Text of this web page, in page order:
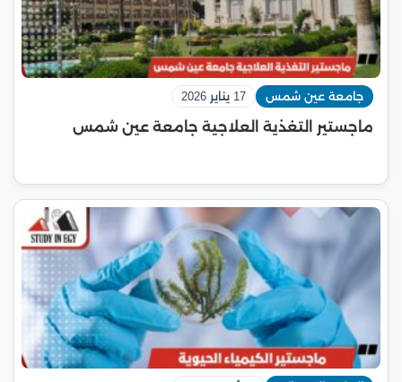
جامعة عين شمس 17 يناير 2026
ماجستير التغذية العلاجية جامعة عين شمس